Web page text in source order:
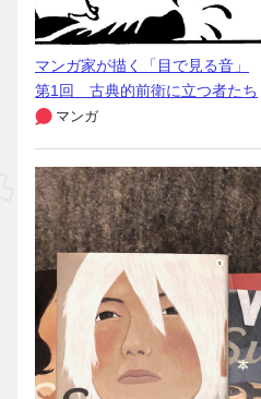
マンガ家が描く「目で見る音」
第1回 古典的前衛に立つ者たち
マンガ